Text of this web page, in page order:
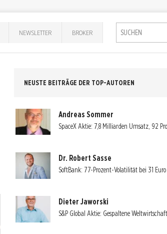
NEWSLETTER BROKER
NEUSTE BEITRÄGE DER TOP-AUTOREN
Andreas Sommer
SpaceX Aktie: 7,8 Milliarden Umsatz, 92
Dr. Robert Sasse
SoftBank: 77-Prozent-Volatilität bei 31 Euro
Dieter Jaworski
S&P Global Aktie: Gespaltene Weltwirtschaft